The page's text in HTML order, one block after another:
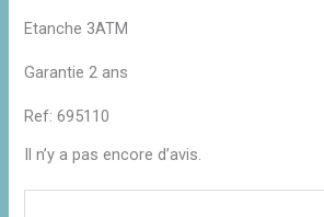
Etanche 3ATM
Garantie 2 ans
Ref: 695110
Il n’y a pas encore d’avis.